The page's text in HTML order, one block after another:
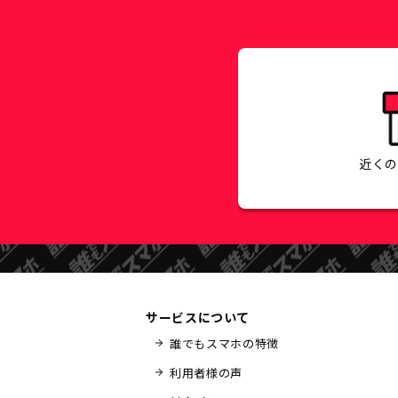
近く
サービスについて
誰でもスマホの特徴
利用者様の声